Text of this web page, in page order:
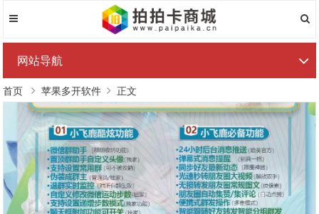
网站导航
首页 苹果多开软件 正文